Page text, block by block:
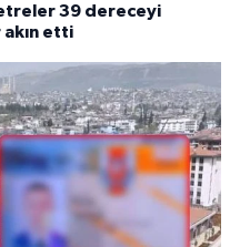
39 dereceyi
etti